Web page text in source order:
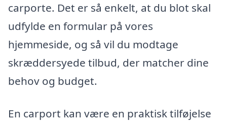
carporte. Det er så enkelt, at du blot skal
udfylde en formular på vores
hjemmeside, og så vil du modtage
skræddersyede tilbud, der matcher dine
behov og budget.
En carport kan være en praktisk tilføjelse